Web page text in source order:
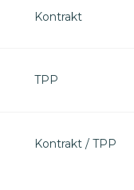
Kontrakt
TPP
Kontrakt / TPP